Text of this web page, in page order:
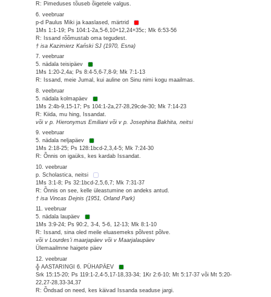
R: Pimeduses tõuseb õigetele valgus.
6. veebruar
p-d Paulus Miki ja kaaslased, märtrid
1Ms 1:1-19; Ps 104:1-2a,5-6,10+12,24+35c; Mk 6:53-56
R: Issand rõõmustab oma tegudest.
† isa Kazimierz Kański SJ (1970, Esna)
7. veebruar
5. nädala teisipäev
1Ms 1:20-2,4a; Ps 8:4-5,6-7,8-9; Mk 7:1-13
R: Issand, meie Jumal, kui auline on Sinu nimi kogu maailmas.
8. veebruar
5. nädala kolmapäev
1Ms 2:4b-9,15-17; Ps 104:1-2a,27-28,29cde-30; Mk 7:14-23
R: Kiida, mu hing, Issandat.
või v p. Hieronymus Emiliani või v p. Josephina Bakhita, neitsi
9. veebruar
5. nädala neljapäev
1Ms 2:18-25; Ps 128:1bcd-2,3,4-5; Mk 7:24-30
R: Õnnis on igaüks, kes kardab Issandat.
10. veebruar
p. Scholastica, neitsi
1Ms 3:1-8; Ps 32:1bcd-2,5,6,7; Mk 7:31-37
R: Õnnis on see, kelle üleastumine on andeks antud.
† isa Vincas Dejnis (1951, Orland Park)
11. veebruar
5. nädala laupäev
1Ms 3:9-24; Ps 90:2, 3-4, 5-6, 12-13; Mk 8:1-10
R: Issand, sina oled meile eluasemeks põlvest põlve.
või v Lourdes’i maarjapäev või v Maarjalaupäev
Ülemaailmne haigete päev
12. veebruar
╬ AASTARINGI 6. PÜHAPÄEV
Srk 15:15-20; Ps 119:1-2,4-5,17-18,33-34; 1Kr 2:6-10; Mt 5:17-37 või Mt 5:20-
22,27-28,33-34,37
R: Õndsad on need, kes käivad Issanda seaduse jargi.